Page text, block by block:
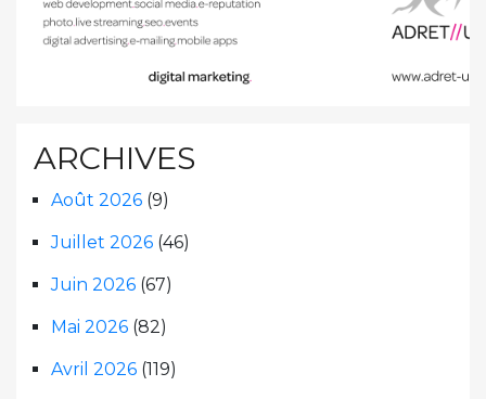
ARCHIVES
Août 2026 (9)
Juillet 2026 (46)
Juin 2026 (67)
Mai 2026 (82)
Avril 2026 (119)